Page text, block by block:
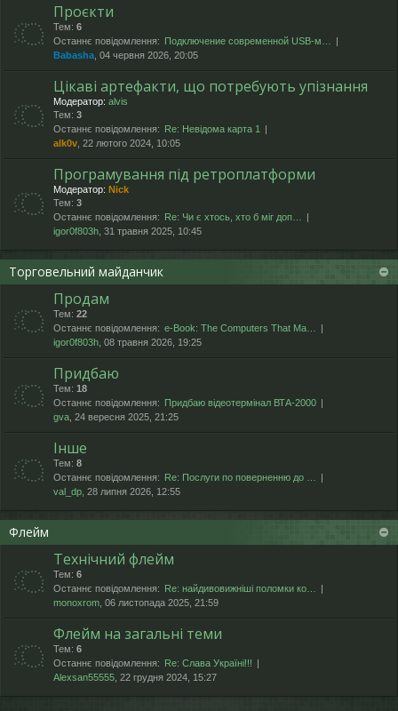
Проєкти
Тем: 6
Останнє повідомлення:
Подключение современной USB-м…
Babasha , 04 червня 2026, 20:05
Цікаві артефакти, що потребують упізнання
Модератор: alvis
Тем: 3
Останнє повідомлення:
Re: Невідома карта 1
alk0v , 22 лютого 2024, 10:05
Програмування під ретроплатформи
Модератор: Nick
Тем: 3
Останнє повідомлення:
Re: Чи є хтось, хто б міг доп…
igor0f803h , 31 травня 2025, 10:45
Торговельний майданчик
Продам
Тем: 22
Останнє повідомлення: e-Book: The Computers That Ma…
igor0f803h , 08 травня 2026, 19:25
Придбаю
Тем: 18
Останнє повідомлення:
Придбаю відеотермінал ВТА-2000
gva , 24 вересня 2025, 21:25
Інше
Тем: 8
Останнє повідомлення:
Re: Послуги по поверненню до …
val_dp , 28 липня 2026, 12:55
Флейм
Технічний флейм
Тем: 6
Останнє повідомлення:
Re: найдивовижніші поломки ко…
monoxrom , 06 листопада 2025, 21:59
Флейм на загальні теми
Тем: 6
Останнє повідомлення:
Re: Слава Україні!!!
Alexsan55555 , 22 грудня 2024, 15:27